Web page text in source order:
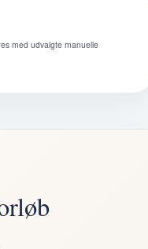
med udvalgte manuelle